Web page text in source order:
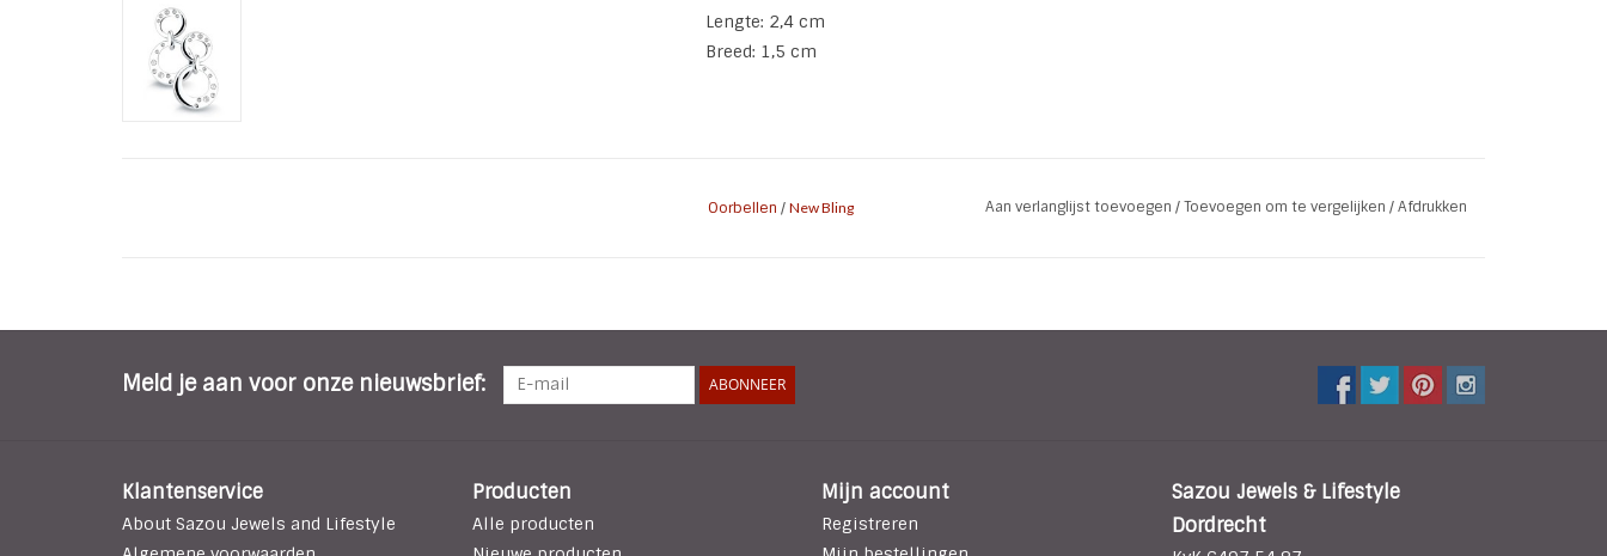
Lengte: 2,4 cm
Breed: 1,5 cm
Oorbellen / New Bling Aan verlanglijst toevoegen /Toevoegen om te vergelijken /Afdrukken
Meld je aan voor onze nieuwsbrief: ABONNEER
Klantenservice
About Sazou Jewels and Lifestyle
Producten
Alle producten
Mijn account
Registreren
Sazou Jewels & Lifestyle
Dordrecht